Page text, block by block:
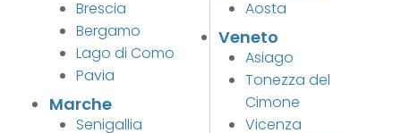
Brescia
Bergamo
Lago di Como
Pavia
Marche
Senigallia
Aosta
Veneto
Asiago
Tonezza del
Cimone
Vicenza